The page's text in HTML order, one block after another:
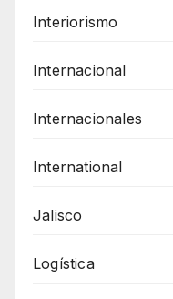
Interiorismo
Internacional
Internacionales
International
Jalisco
Logística